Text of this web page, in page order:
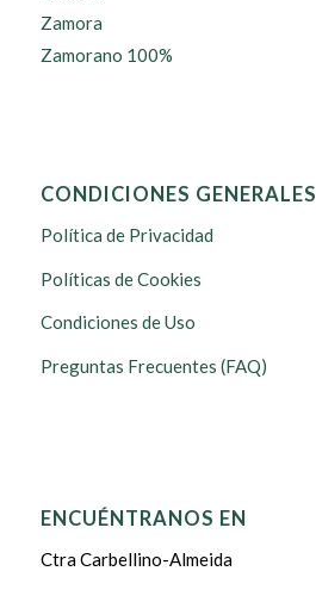
Zamora
Zamorano 100%
CONDICIONES GENERALES
Política de Privacidad
Políticas de Cookies
Condiciones de Uso
Preguntas Frecuentes (FAQ)
ENCUÉNTRANOS EN
Ctra Carbellino-Almeida